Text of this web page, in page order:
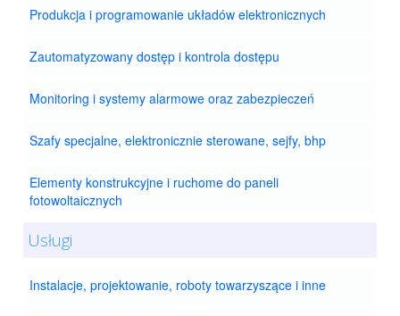
Produkcja i programowanie układów elektronicznych
Zautomatyzowany dostęp i kontrola dostępu
Monitoring i systemy alarmowe oraz zabezpieczeń
Szafy specjalne, elektronicznie sterowane, sejfy, bhp
Elementy konstrukcyjne i ruchome do paneli
fotowoltaicznych
Usługi
Instalacje, projektowanie, roboty towarzyszące i inne